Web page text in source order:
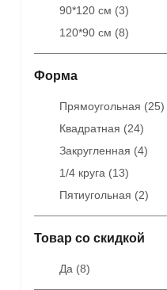
90*120 см (3)
120*90 см (8)
Форма
Прямоугольная (25)
Квадратная (24)
Закругленная (4)
1/4 круга (13)
Пятиугольная (2)
Товар со скидкой
Да (8)